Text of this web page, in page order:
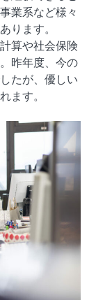
業系など様々
ります。
算や社会保険
昨年度、今の
たが、優しい
ます。